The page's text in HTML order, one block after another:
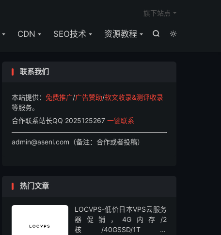


CDN SEO技术 资源教程
旗下站点
联系我们
本站提供： 免费推广/广告赞助/软文收录&测评收录
等服务。
合作联系站长QQ 2025125267 一键联系
admin@asenl.com（备注：合作或者投稿）
热门文章
LOCVPS-低价日本VPS云服务
器促销，4G内存/2
核/40GSSD/1T流